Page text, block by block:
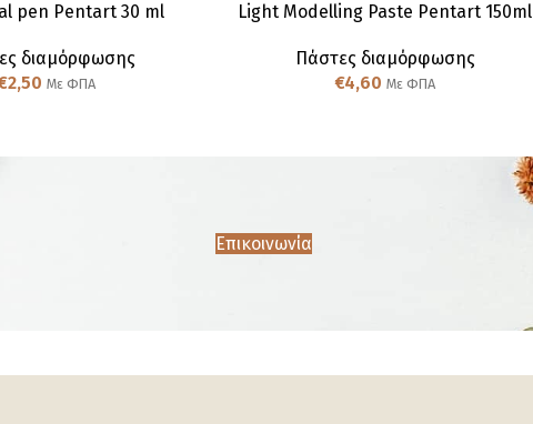
pen Pentart 30 ml
διαμόρφωσης
2,50 Με ΦΠΑ
Light Modelling Paste Pentart 150ml
Πάστες διαμόρφωσης
€4,60 Με ΦΠΑ
Επικοινωνία